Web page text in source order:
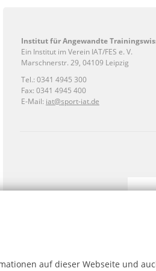
Institut für Angewandte
Ein Institut im Verein IAT/FES e. V.
Marschnerstr. 29, 04109 Leipzig
Tel.: 0341 4945 300
Fax: 0341 4945 400
E-Mail: iat@sport-iat.de
(Quelle:
auf dieser Webseite und